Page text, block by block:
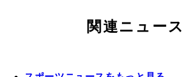
関連ニュース